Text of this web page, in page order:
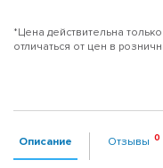
*Цена действительна
отличаться от цен в
Описание Отзывы